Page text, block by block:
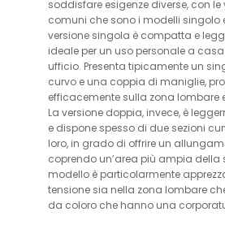
soddisfare esigenze diverse, con le
comuni che sono i modelli singolo
versione singola è compatta e
ideale per un uso personale a
ufficio. Presenta tipicamente un
curvo e una coppia di maniglie,
efficacemente sulla zona lombare
La versione doppia, invece, è
e dispone spesso di due sezioni
loro, in grado di offrire un
coprendo un’area più ampia della
modello è particolarmente
tensione sia nella zona lombare
da coloro che hanno una